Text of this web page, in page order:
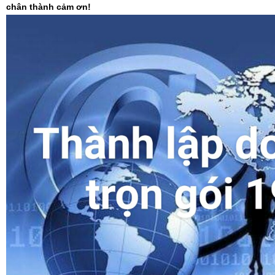
chân thành cảm ơn!